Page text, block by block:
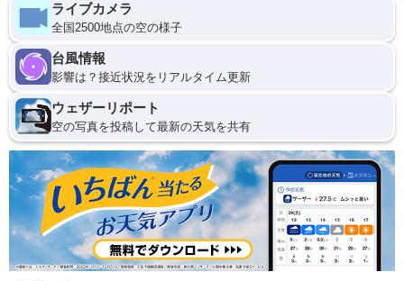
ライブカメラ
全国2500地点の空の様子
台風情報
影響は？接近状況をリアルタイム更新
ウェザーリポート
空の写真を投稿して最新の天気を共有